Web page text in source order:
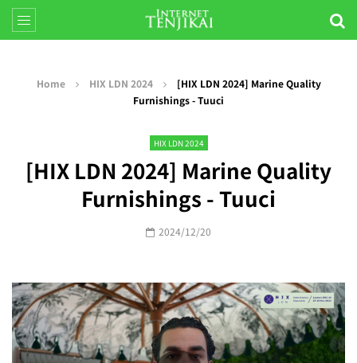
Home HIX LDN 2024
[HIX LDN 2024] Marine Quality
Furnishings - Tuuci
HIX LDN 2024
[HIX LDN 2024] Marine Quality
Furnishings - Tuuci
2024/12/20